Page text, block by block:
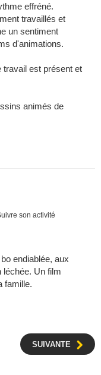
effréné.
travaillés et
un sentiment
d'animations.
est présent et
animés de
son activité
endiablée, aux
léchée. Un film
famille.
SUIVANTE